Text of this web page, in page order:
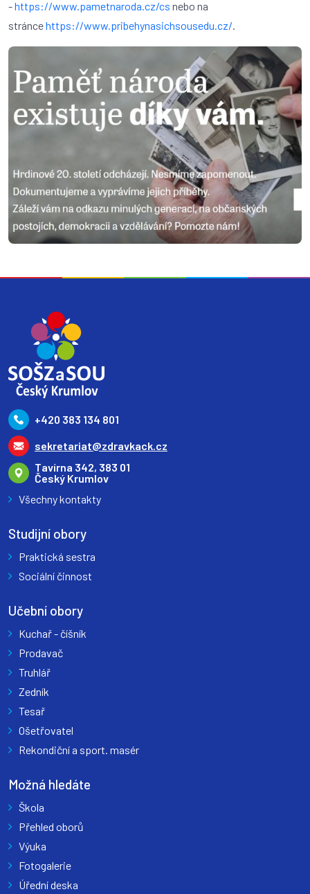
-https://www.pametnaroda.cz/cs nebo na
stráncehttps://www.pribehynasichsousedu.cz/.
+420 383 134 801
sekretariat@zdravkack.cz
Tavírna 342, 383 01
Český Krumlov
Všechny kontakty
Studijní obory
Praktická sestra
Sociální činnost
Učební obory
Kuchař - číšník
Prodavač
Truhlář
Zedník
Tesař
Ošetřovatel
Rekondiční a sport. masér
Možná hledáte
Škola
Přehled oborů
Výuka
Fotogalerie
Úřední deska